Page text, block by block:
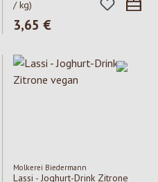
/ kg)
Regulärer Preis:
3,65 €
Molkerei Biedermann
Lassi - Joghurt-Drink Zitrone